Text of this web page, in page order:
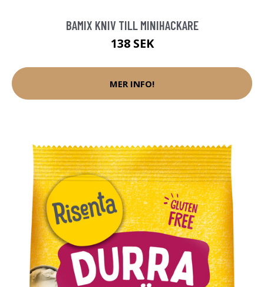
BAMIX KNIV TILL MINIHACKARE
138 SEK
MER INFO!